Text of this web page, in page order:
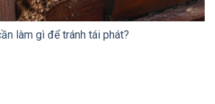
làm gì để tránh tái phát?